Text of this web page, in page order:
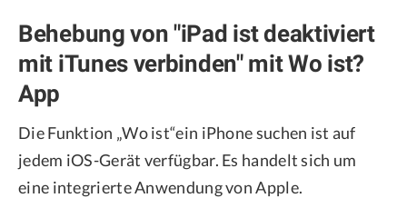
Behebung von "iPad ist deaktiviert
mit iTunes verbinden" mit Wo ist?
App
Die Funktion „Wo ist“ein iPhone suchen ist auf
jedem iOS-Gerät verfügbar. Es handelt sich um
eine integrierte Anwendung von Apple.